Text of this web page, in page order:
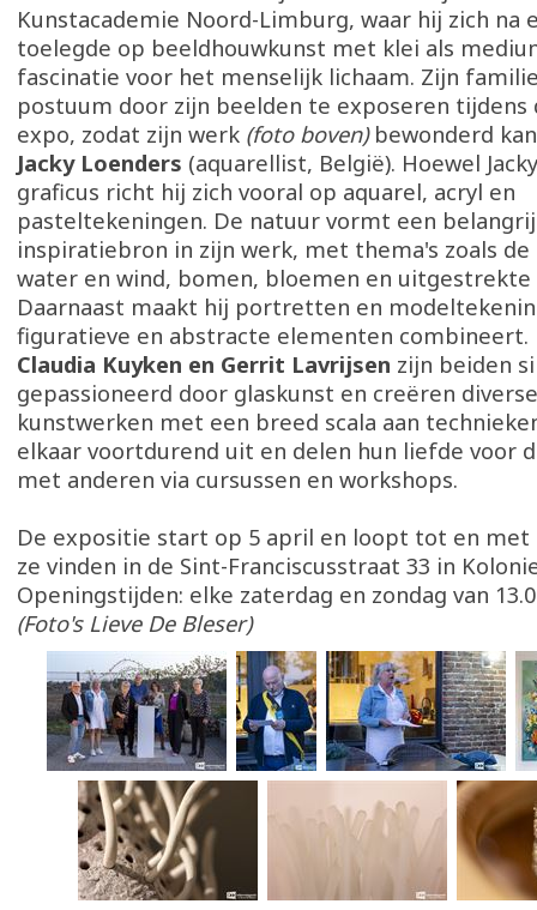
Kunstacademie Noord-Limburg, waar hij zich na
toelegde op beeldhouwkunst met klei als
fascinatie voor het menselijk lichaam. Zijn
postuum door zijn beelden te exposeren tijdens
expo, zodat zijn werk (foto boven)bewonderd
Jacky Loenders (aquarellist, België). Hoewel
graficus richt hij zich vooral op aquarel, acryl en
pasteltekeningen. De natuur vormt een
inspiratiebron in zijn werk, met thema's zoals de
water en wind, bomen, bloemen en uitgestrekte
Daarnaast maakt hij portretten en
figuratieve en abstracte elementen combineert.
Claudia Kuyken en Gerrit Lavrijsen zijn beiden
gepassioneerd door glaskunst en creëren
kunstwerken met een breed scala aan
elkaar voortdurend uit en delen hun liefde voor
met anderen via cursussen en workshops.
De expositie start op 5 april en loopt tot en met
ze vinden in de Sint-Franciscusstraat 33 in
Openingstijden: elke zaterdag en zondag van
(Foto's Lieve De Bleser)